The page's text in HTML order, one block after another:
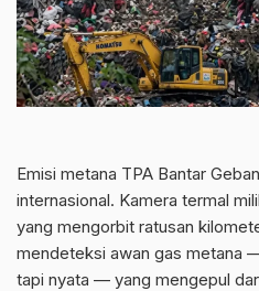
Emisi metana TPA Bantar
internasional. Kamera termal
yang mengorbit ratusan
mendeteksi awan gas metana
tapi nyata — yang mengepul